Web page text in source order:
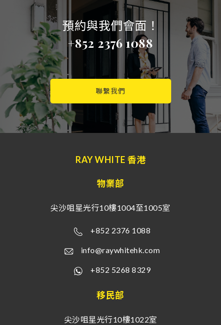
預約與我們會面！
+852 2376 1088
聯繫我們
RAY WHITE 香港
物業部
尖沙咀星光行10樓1004至1005室
+852 2376 1088
info@raywhitehk.com
+852 5268 8329
移民部
尖沙咀星光行10樓1022室